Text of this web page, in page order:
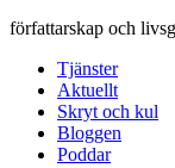
författarskap och
Tjänster
Aktuellt
Skryt och kul
Bloggen
Poddar